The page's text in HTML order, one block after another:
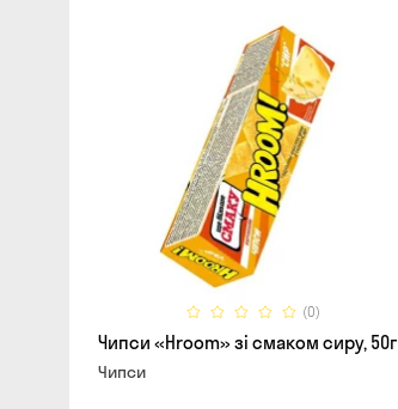
(0)
Чипси «Hroom» зі смаком сиру, 50г
Чипси